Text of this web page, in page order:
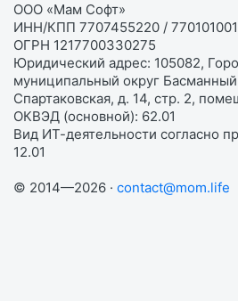
ООО «Мам Софт»
ИНН/КПП 7707455220 / 770101001
ОГРН 1217700330275
Юридический адрес: 105082,
муниципальный округ
Спартаковская, д. 14, стр. 2,
ОКВЭД (основной): 62.01
Вид ИТ-деятельности согласно
12.01
© 2014—2026 · contact@mom.life